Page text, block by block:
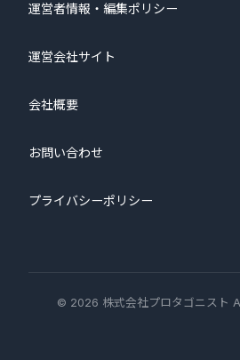
運営者情報・編集ポリシー
運営会社サイト
会社概要
お問い合わせ
プライバシーポリシー
© 2026 株式会社プロタゴニスト